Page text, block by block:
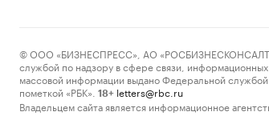
© ООО «БИЗНЕСПРЕСС», АО
службой по надзору в сфере связи,
массовой информации выдано Федеральной
пометкой «РБК».
18+ letters@rbc.ru
Владельцем сайта является информационное